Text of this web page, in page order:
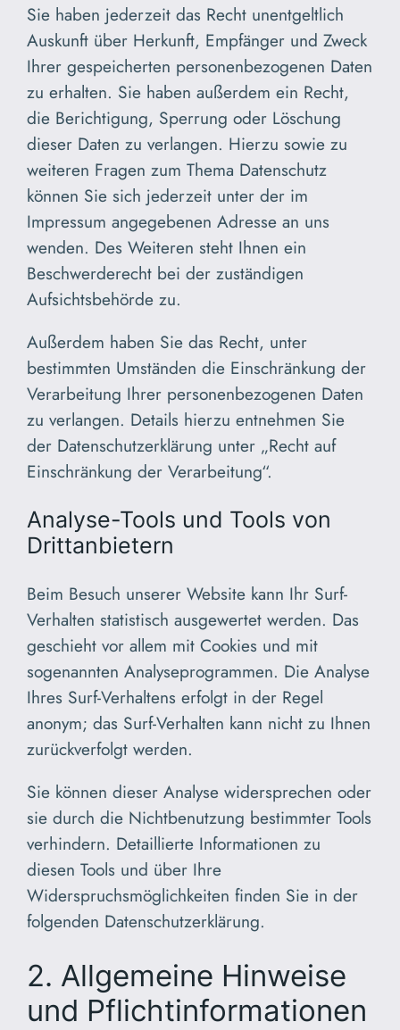
Sie haben jederzeit das Recht unentgeltlich
Auskunft über Herkunft, Empfänger und Zweck
Ihrer gespeicherten personenbezogenen Daten
zu erhalten. Sie haben außerdem ein Recht,
die Berichtigung, Sperrung oder Löschung
dieser Daten zu verlangen. Hierzu sowie zu
weiteren Fragen zum Thema Datenschutz
können Sie sich jederzeit unter der im
Impressum angegebenen Adresse an uns
wenden. Des Weiteren steht Ihnen ein
Beschwerderecht bei der zuständigen
Aufsichtsbehörde zu.
Außerdem haben Sie das Recht, unter
bestimmten Umständen die Einschränkung der
Verarbeitung Ihrer personenbezogenen Daten
zu verlangen. Details hierzu entnehmen Sie
der Datenschutzerklärung unter „Recht auf
Einschränkung der Verarbeitung“.
Analyse-Tools und Tools von
Drittanbietern
Beim Besuch unserer Website kann Ihr Surf-
Verhalten statistisch ausgewertet werden. Das
geschieht vor allem mit Cookies und mit
sogenannten Analyseprogrammen. Die Analyse
Ihres Surf-Verhaltens erfolgt in der Regel
anonym; das Surf-Verhalten kann nicht zu Ihnen
zurückverfolgt werden.
Sie können dieser Analyse widersprechen oder
sie durch die Nichtbenutzung bestimmter Tools
verhindern. Detaillierte Informationen zu
diesen Tools und über Ihre
Widerspruchsmöglichkeiten finden Sie in der
folgenden Datenschutzerklärung.
2. Allgemeine Hinweise
und Pflichtinformationen